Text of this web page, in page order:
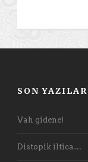
SON YAZILAR
Vah gidene!
Distopik iltica…